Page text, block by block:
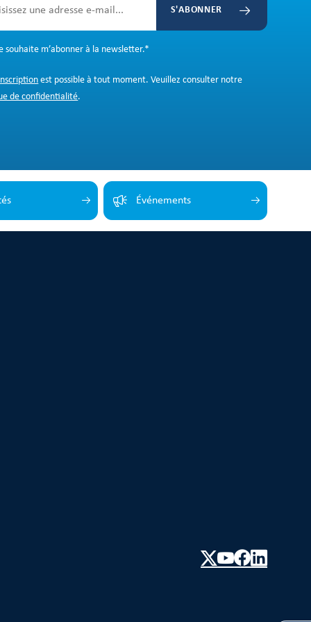
S'ABONNER
souhaite m’abonner à la newsletter.*
est possible à tout moment. Veuillez consulter notre
de confidentialité.
Événements